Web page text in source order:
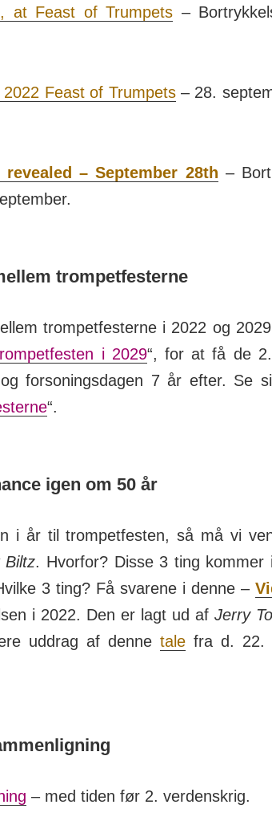
at Feast of Trumpets –
Feast of Trumpets– 28.
revealed – September 28th –
trompetfesterne
trom­pet­festerne i 2022 og
i 2029“, for at få de
for­sonings­dagen 7 år efter. Se
“.
igen om 50 år
i år til trom­pet­festen, så må vi
Biltz. Hvorfor? Disse 3 ting kommer
3 ting? Få svarene i denne –
i 2022. Den er lagt ud af Jerry
ud­drag af dennetale fra d. 22.
– med tiden før 2. verdenskrig.